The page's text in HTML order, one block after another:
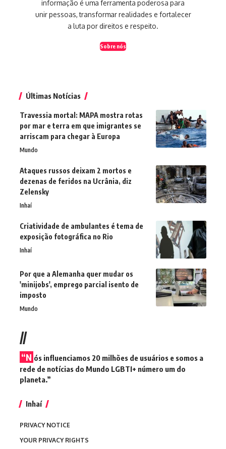
informação é uma ferramenta poderosa para
unir pessoas, transformar realidades e fortalecer
a luta por direitos e respeito.
Sobre nós
Últimas Notícias
Travessia mortal: MAPA mostra rotas
por mar e terra em que imigrantes se
arriscam para chegar à Europa
Mundo
Ataques russos deixam 2 mortos e
dezenas de feridos na Ucrânia, diz
Zelensky
Inhaí
Criatividade de ambulantes é tema de
exposição fotográfica no Rio
Inhaí
Por que a Alemanha quer mudar os
'minijobs', emprego parcial isento de
imposto
Mundo
//
“N ós influenciamos 20 milhões de usuários e somos a
rede de notícias do Mundo LGBTI+ número um do
planeta.”
Inhaí
PRIVACY NOTICE
YOUR PRIVACY RIGHTS